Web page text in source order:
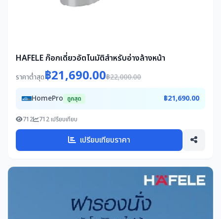
HAFELE ก๊อกเดี่ยวอัตโนมัติสำหรับอ่างล้างหน้า
ราคาต่ำสุด฿21,690.00฿22,000.00
HomePro ถูกสุด ฿21,690.00
712 712 เปรียบเทียบ
เปรียบเทียบราคา